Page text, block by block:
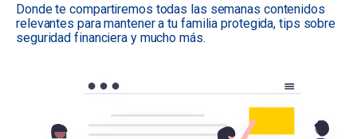
Donde te compartiremos todas las semanas contenidos
relevantes para mantener a tu familia protegida, tips sobre
seguridad financiera y mucho más.